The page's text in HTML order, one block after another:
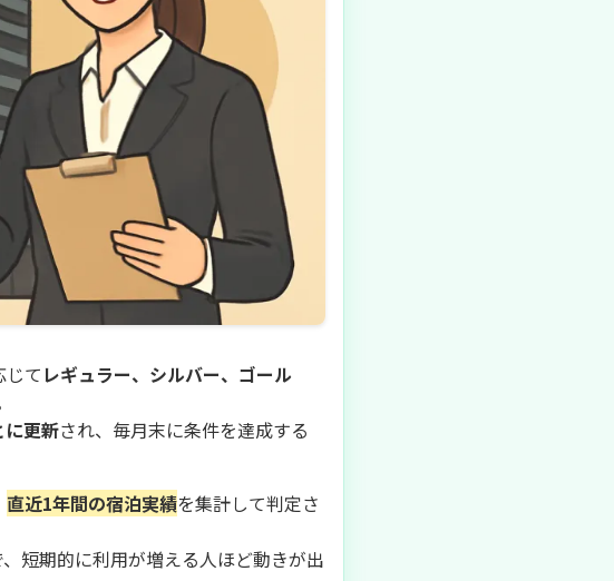
て レギュラー、シルバー、ゴール
に更新され、毎月末に条件を達成する
直近1年間の宿泊実績を集計して判定さ
短期的に利用が増える人ほど動きが出